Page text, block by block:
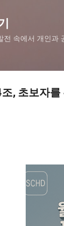
전 속에서 개인과
, 초보자